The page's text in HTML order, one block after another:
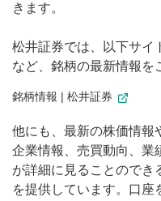
きます。
松井証券では、以下サイ
など、銘柄の最新情報を
銘柄情報 | 松井証券
他にも、最新の株価情報
企業情報、売買動向、業
が詳細に見ることのでき
を提供しています。口座